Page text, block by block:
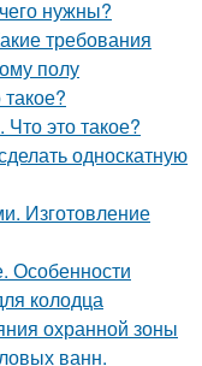
нужны?
требования
полу
это такое?
односкатную
Изготовление
Особенности
колодца
охранной зоны
ванн.